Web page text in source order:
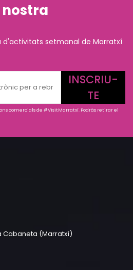
d'activitats setmanal de Marratxí
INSCRIU-
TE
comercials de #VisitMarratxí. Podràs retirar el
Cabaneta (Marratxí)